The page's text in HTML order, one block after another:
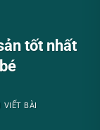
tốt nhất
VIẾT BÀI